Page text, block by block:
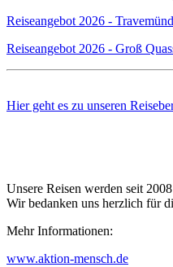
Reiseangebot 2026 -
Reiseangebot 2026 - Groß
Hier geht es zu unseren
Unsere Reisen werden seit
Wir bedanken uns herzlich für
Mehr Informationen:
www.aktion-mensch.de